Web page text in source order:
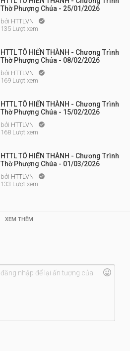
Thờ Phượng Chúa - 25/01/2026
bởi HTTLVN 
135 Lượt xem
HTTL TÔ HIẾN THÀNH - Chương Trình
Thờ Phượng Chúa - 08/02/2026
bởi HTTLVN 
169 Lượt xem
HTTL TÔ HIẾN THÀNH - Chương Trình
Thờ Phượng Chúa - 15/02/2026
bởi HTTLVN 
168 Lượt xem
HTTL TÔ HIẾN THÀNH - Chương Trình
Thờ Phượng Chúa - 01/03/2026
bởi HTTLVN 
133 Lượt xem
XEM THÊM